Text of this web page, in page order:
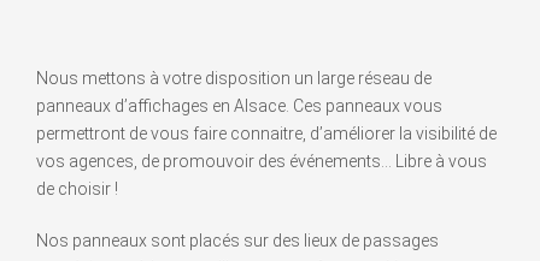
Nous mettons à votre disposition un large réseau de
panneaux d’affichages en Alsace. Ces panneaux vous
permettront de vous faire connaitre, d’améliorer la visibilité de
vos agences, de promouvoir des événements… Libre à vous
de choisir !
Nos panneaux sont placés sur des lieux de passages